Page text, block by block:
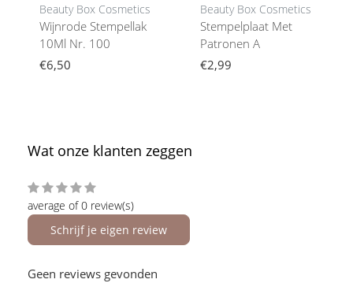
Beauty Box Cosmetics
Wijnrode Stempellak
10Ml Nr. 100
€6,50
Beauty Box Cosmetics
Stempelplaat Met
Patronen A
€2,99
Wat onze klanten zeggen
average of 0 review(s)
Schrijf je eigen review
Geen reviews gevonden